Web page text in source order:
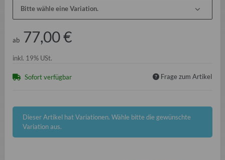
Bitte wähle eine Variation.
ab 77,00 €
inkl. 19% USt.
Sofort verfügbar Frage zum Artikel
x
Dieser Artikel hat Variationen. Wähle bitte die gewünschte
Variation aus.